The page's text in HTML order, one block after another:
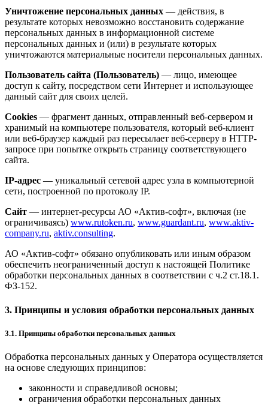
Уничтожение персональных данных — действия, в
результате которых невозможно восстановить содержание
персональных данных в информационной системе
персональных данных и (или) в результате которых
уничтожаются материальные носители персональных данных.
Пользователь сайта (Пользователь) — лицо, имеющее
доступ к сайту, посредством сети Интернет и использующее
данный сайт для своих целей.
Cookies — фрагмент данных, отправленный веб-сервером и
хранимый на компьютере пользователя, который веб-клиент
или веб-браузер каждый раз пересылает веб-серверу в HTTP-
запросе при попытке открыть страницу соответствующего
сайта.
IP-адрес — уникальный сетевой адрес узла в компьютерной
сети, построенной по протоколу IP.
Сайт — интернет-ресурсы АО «Актив-софт», включая (не
ограничиваясь) www.rutoken.ru, www.guardant.ru, www.aktiv-
company.ru, aktiv.consulting.
АО «Актив-софт» обязано опубликовать или иным образом
обеспечить неограниченный доступ к настоящей Политике
обработки персональных данных в соответствии с ч.2 ст.18.1.
ФЗ-152.
3. Принципы и условия обработки персональных данных
3.1. Принципы обработки персональных данных
Обработка персональных данных у Оператора осуществляется
на основе следующих принципов:
законности и справедливой основы;
ограничения обработки персональных данных